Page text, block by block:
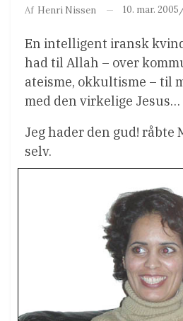
Af Henri Nissen 10. mar.
En intelligent iransk
had til Allah – over
ateisme, okkultisme – til
med den virkelige Jesus…
Jeg hader den gud!
selv.